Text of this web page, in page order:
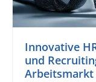
Innovative
und
Arbeitsmarkt